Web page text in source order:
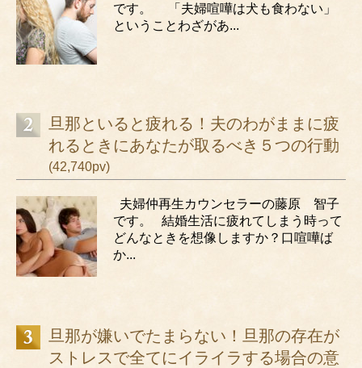
です。 「夫婦喧嘩は犬も食わない」
ということわざがあ...
旦那といると疲れる！夫のわがままに疲
れるときにあなたが取るべき５つの行動
(42,740pv)
夫婦仲再生カウンセラーの藤原 智子
です。 結婚生活に疲れてしまう時って
どんなときを想像しますか？口喧嘩ば
か...
旦那が嫌いでたまらない！旦那の存在が
ストレスで全てにイライラする場合の意